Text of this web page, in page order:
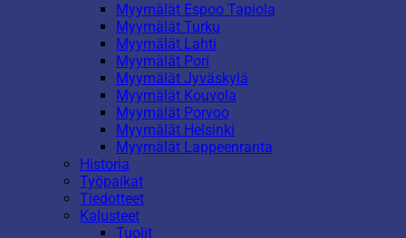
Myymälät Espoo Tapiola
Myymälät Turku
Myymälät Lahti
Myymälät Pori
Myymälät Jyväskylä
Myymälät Kouvola
Myymälät Porvoo
Myymälät Helsinki
Myymälät Lappeenranta
Historia
Työpaikat
Tiedotteet
Kalusteet
Tuolit